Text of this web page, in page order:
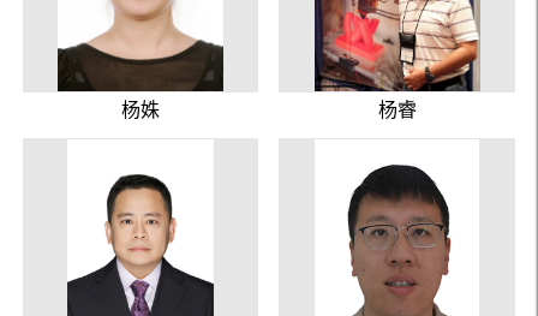
杨姝 杨睿